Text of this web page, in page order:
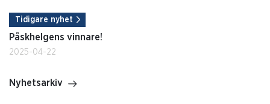
Tidigare nyhet
Påskhelgens vinnare!
2025-04-22
Nyhetsarkiv